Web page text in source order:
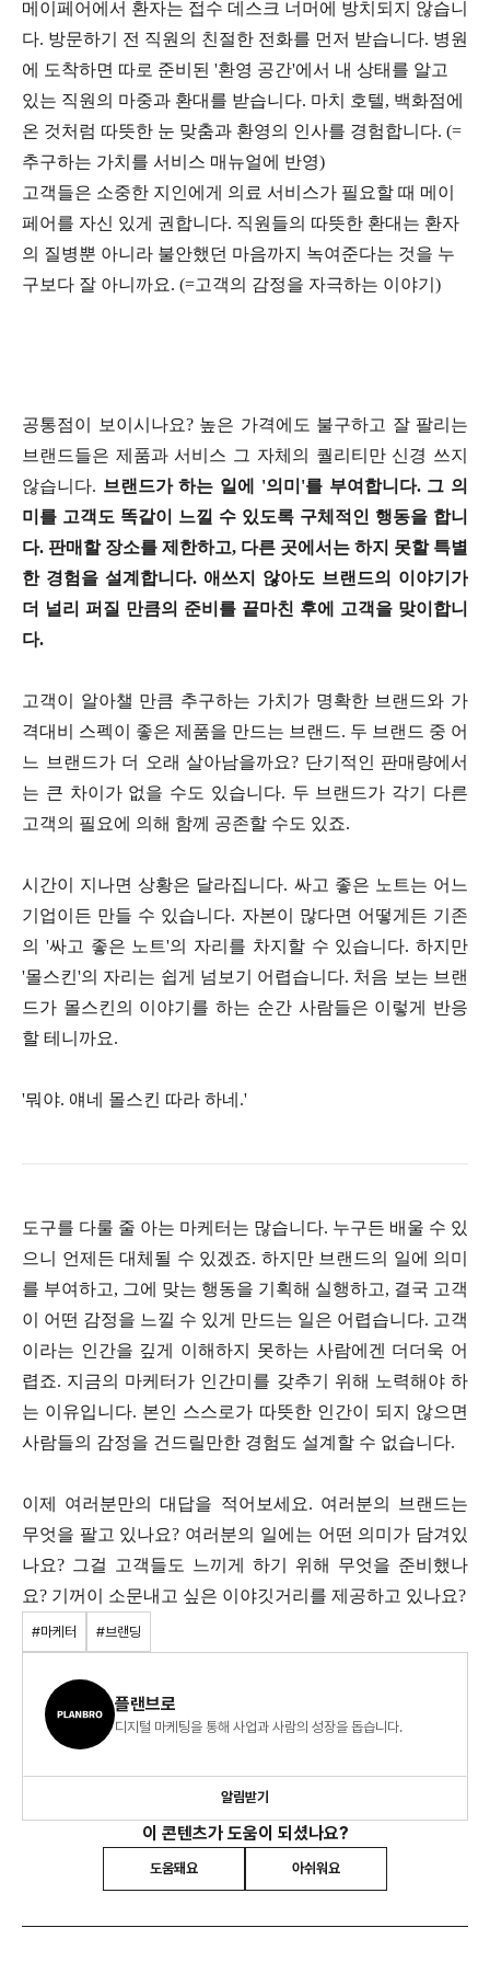
메이페어에서 환자는 접수 데스크 너머에 방치되지 않습니
다. 방문하기 전 직원의 친절한 전화를 먼저 받습니다. 병원
에 도착하면 따로 준비된 '환영 공간'에서 내 상태를 알고
있는 직원의 마중과 환대를 받습니다. 마치 호텔, 백화점에
온 것처럼 따뜻한 눈 맞춤과 환영의 인사를 경험합니다. (=
추구하는 가치를 서비스 매뉴얼에 반영)
고객들은 소중한 지인에게 의료 서비스가 필요할 때 메이
페어를 자신 있게 권합니다. 직원들의 따뜻한 환대는 환자
의 질병뿐 아니라 불안했던 마음까지 녹여준다는 것을 누
구보다 잘 아니까요. (=고객의 감정을 자극하는 이야기)
공통점이 보이시나요? 높은 가격에도 불구하고 잘 팔리는
브랜드들은 제품과 서비스 그 자체의 퀄리티만 신경 쓰지
않습니다. 브랜드가 하는 일에 '의미'를 부여합니다. 그 의
미를 고객도 똑같이 느낄 수 있도록 구체적인 행동을 합니
다. 판매할 장소를 제한하고, 다른 곳에서는 하지 못할 특별
한 경험을 설계합니다. 애쓰지 않아도 브랜드의 이야기가
더 널리 퍼질 만큼의 준비를 끝마친 후에 고객을 맞이합니
다.
고객이 알아챌 만큼 추구하는 가치가 명확한 브랜드와 가
격대비 스펙이 좋은 제품을 만드는 브랜드. 두 브랜드 중 어
느 브랜드가 더 오래 살아남을까요? 단기적인 판매량에서
는 큰 차이가 없을 수도 있습니다. 두 브랜드가 각기 다른
고객의 필요에 의해 함께 공존할 수도 있죠.
시간이 지나면 상황은 달라집니다. 싸고 좋은 노트는 어느
기업이든 만들 수 있습니다. 자본이 많다면 어떻게든 기존
의 '싸고 좋은 노트'의 자리를 차지할 수 있습니다. 하지만
'몰스킨'의 자리는 쉽게 넘보기 어렵습니다. 처음 보는 브랜
드가 몰스킨의 이야기를 하는 순간 사람들은 이렇게 반응
할 테니까요.
'뭐야. 얘네 몰스킨 따라 하네.'
도구를 다룰 줄 아는 마케터는 많습니다. 누구든 배울 수 있
으니 언제든 대체될 수 있겠죠. 하지만 브랜드의 일에 의미
를 부여하고, 그에 맞는 행동을 기획해 실행하고, 결국 고객
이 어떤 감정을 느낄 수 있게 만드는 일은 어렵습니다. 고객
이라는 인간을 깊게 이해하지 못하는 사람에겐 더더욱 어
렵죠. 지금의 마케터가 인간미를 갖추기 위해 노력해야 하
는 이유입니다. 본인 스스로가 따뜻한 인간이 되지 않으면
사람들의 감정을 건드릴만한 경험도 설계할 수 없습니다.
이제 여러분만의 대답을 적어보세요. 여러분의 브랜드는
무엇을 팔고 있나요? 여러분의 일에는 어떤 의미가 담겨있
나요? 그걸 고객들도 느끼게 하기 위해 무엇을 준비했나
요? 기꺼이 소문내고 싶은 이야깃거리를 제공하고 있나요?
#마케터 #브랜딩
플랜브로
디지털 마케팅을 통해 사업과 사람의 성장을 돕습니다.
알림받기
이 콘텐츠가 도움이 되셨나요?
도움돼요 아쉬워요